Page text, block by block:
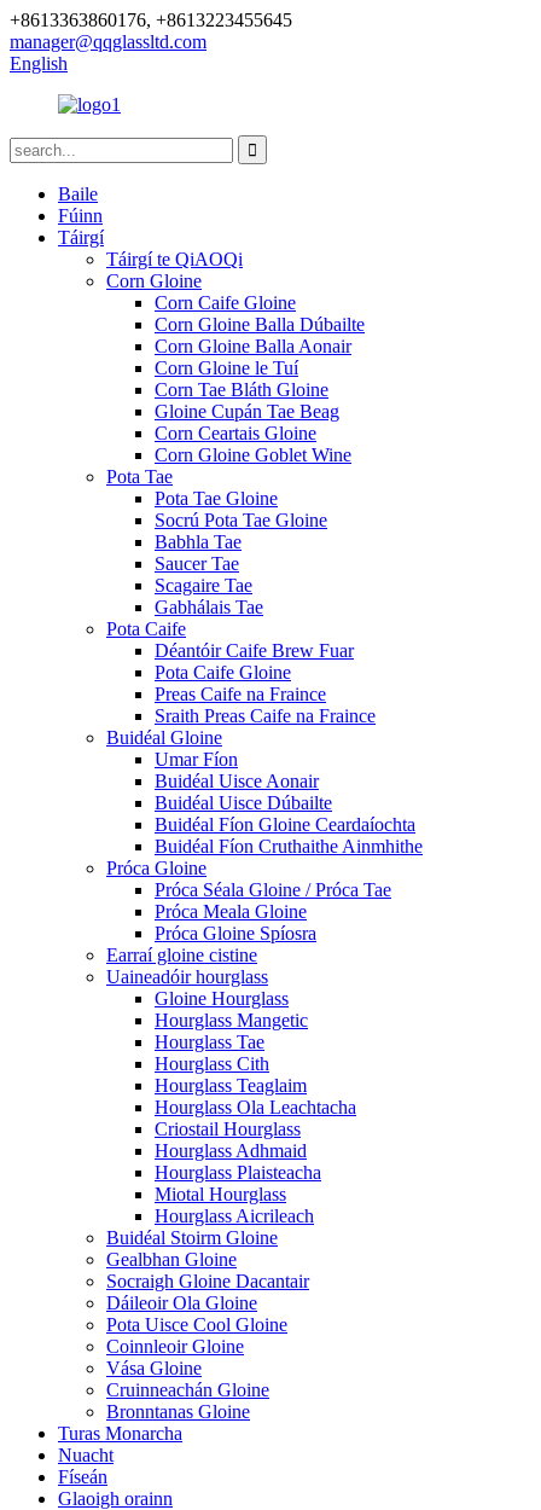
+8613363860176, +8613223455645
manager@qqglassltd.com
English
Baile
Fúinn
Táirgí
Táirgí te QiAOQi
Corn Gloine
Corn Caife Gloine
Corn Gloine Balla Dúbailte
Corn Gloine Balla Aonair
Corn Gloine le Tuí
Corn Tae Bláth Gloine
Gloine Cupán Tae Beag
Corn Ceartais Gloine
Corn Gloine Goblet Wine
Pota Tae
Pota Tae Gloine
Socrú Pota Tae Gloine
Babhla Tae
Saucer Tae
Scagaire Tae
Gabhálais Tae
Pota Caife
Déantóir Caife Brew Fuar
Pota Caife Gloine
Preas Caife na Fraince
Sraith Preas Caife na Fraince
Buidéal Gloine
Umar Fíon
Buidéal Uisce Aonair
Buidéal Uisce Dúbailte
Buidéal Fíon Gloine Ceardaíochta
Buidéal Fíon Cruthaithe Ainmhithe
Próca Gloine
Próca Séala Gloine / Próca Tae
Próca Meala Gloine
Próca Gloine Spíosra
Earraí gloine cistine
Uaineadóir hourglass
Gloine Hourglass
Hourglass Mangetic
Hourglass Tae
Hourglass Cith
Hourglass Teaglaim
Hourglass Ola Leachtacha
Criostail Hourglass
Hourglass Adhmaid
Hourglass Plaisteacha
Miotal Hourglass
Hourglass Aicrileach
Buidéal Stoirm Gloine
Gealbhan Gloine
Socraigh Gloine Dacantair
Dáileoir Ola Gloine
Pota Uisce Cool Gloine
Coinnleoir Gloine
Vása Gloine
Cruinneachán Gloine
Bronntanas Gloine
Turas Monarcha
Nuacht
Físeán
Glaoigh orainn